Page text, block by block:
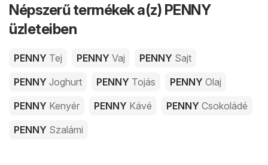
Népszerű termékek a(z) PENNY
üzleteiben
PENNY Tej PENNY Vaj PENNY Sajt
PENNY Joghurt PENNY Tojás PENNY Olaj
PENNY Kenyér PENNY Kávé PENNY Csokoládé
PENNY Szalámi